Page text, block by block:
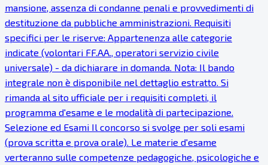
mansione, assenza di condanne penali e provvedimenti di
destituzione da pubbliche amministrazioni. Requisiti
specifici per le riserve: Appartenenza alle categorie
indicate (volontari FF.AA., operatori servizio civile
universale) - da dichiarare in domanda. Nota: Il bando
integrale non è disponibile nel dettaglio estratto. Si
rimanda al sito ufficiale per i requisiti completi, il
programma d'esame e le modalità di partecipazione.
Selezione ed Esami Il concorso si svolge per soli esami
(prova scritta e prova orale). Le materie d'esame
verteranno sulle competenze pedagogiche, psicologiche e